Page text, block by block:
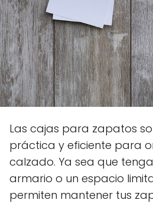
Las cajas para zapatos
práctica y eficiente para
calzado. Ya sea que
armario o un espacio
permiten mantener tus